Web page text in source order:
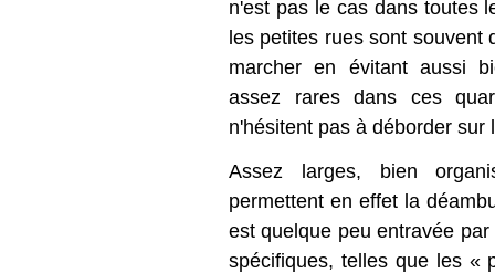
n'est pas le cas dans toutes
les petites rues sont souvent
marcher en évitant aussi
assez rares dans ces
n'hésitent pas à déborder sur
Assez larges, bien
permettent en effet la
est quelque peu entravée
spécifiques, telles que les «